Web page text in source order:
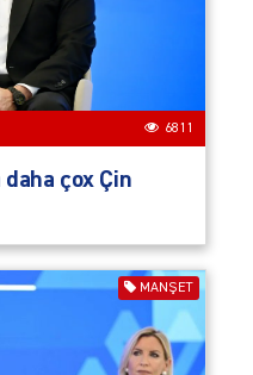
6811
çox Çin
MANŞET